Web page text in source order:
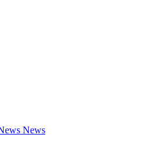
News